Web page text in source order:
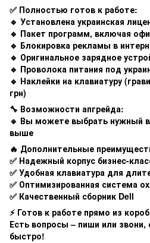
✅ Полностью готов к работе:
🔹 Установлена ​​украинская
🔹 Пакет программ, включая
🔹 Блокировка рекламы в
🔹 Оригинальное зарядное
🔹 Проволока питания под
🔹 Наклейки на клавиатуру
грн)
🔧 Возможности апгрейда:
🔹 Вы можете выбрать нужный
выше
🔥 Дополнительные
✅ Надежный корпус бизнес-
✅ Удобная клавиатура для
✅ Оптимизированная система
✅ Качественный сборник Dell
⚡ Готов к работе прямо из
Есть вопросы – пиши или звони,
быстро!